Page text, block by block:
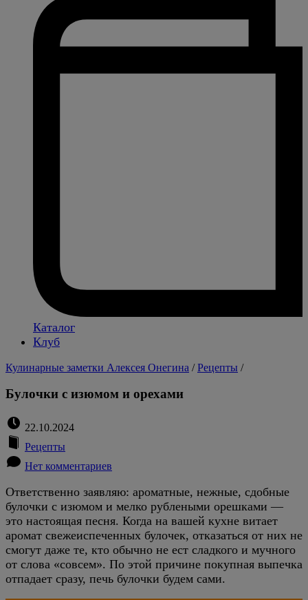
Каталог
Клуб
Кулинарные заметки Алексея Онегина /Рецепты /
Булочки с изюмом и орехами
22.10.2024
Рецепты
Нет комментариев
Ответственно заявляю: ароматные, нежные, сдобные
булочки с изюмом и мелко рублеными орешками —
это настоящая песня. Когда на вашей кухне витает
аромат свежеиспеченных булочек, отказаться от них не
смогут даже те, кто обычно не ест сладкого и мучного
от слова «совсем». По этой причине покупная выпечка
отпадает сразу, печь булочки будем сами.